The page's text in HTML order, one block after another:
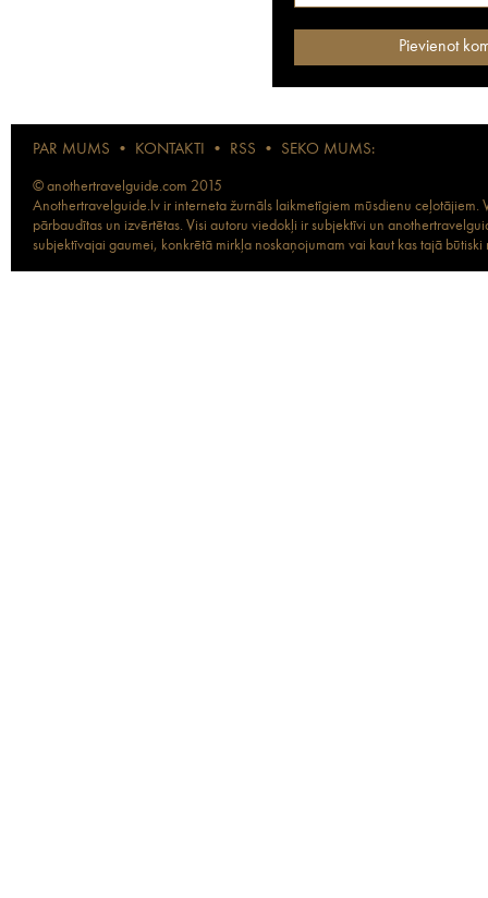
PAR MUMS • KONTAKTI • RSS • SEKO MUMS:
© anothertravelguide.com 2015
Anothertravelguide.lv ir interneta žurnāls laikmetīgiem mūsdienu
pārbaudītas un izvērtētas. Visi autoru viedokļi ir subjektīvi un
subjektīvajai gaumei, konkrētā mirkļa noskaņojumam vai kaut kas tajā